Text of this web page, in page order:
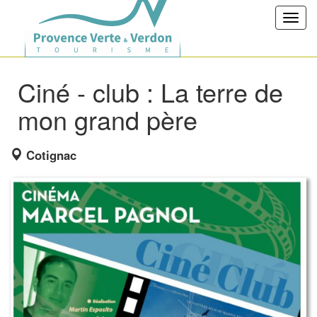
Ciné - club : La terre de
mon grand père
Cotignac